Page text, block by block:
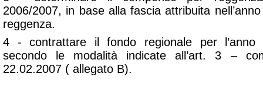
2006/2007, in base alla fascia attribuita
reggenza.
4 - contrattare il fondo regionale per l’anno
secondo le modalità indicate all’art. 3 –
22.02.2007 ( allegato B).